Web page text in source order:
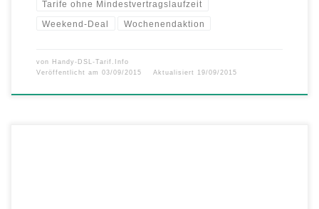
Tarife ohne Mindestvertragslaufzeit
Weekend-Deal Wochenendaktion
von Handy-DSL-Tarif.Info
Veröffentlicht am 03/09/2015 Aktualisiert 19/09/2015